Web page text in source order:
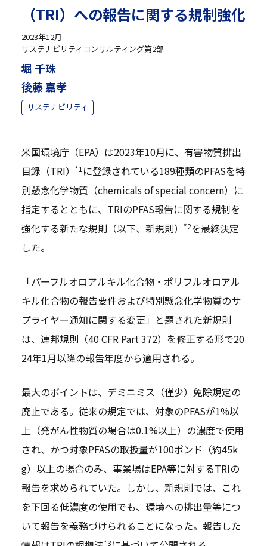
（TRI）への報告に関する規制強化
2023年12月
サステナビリティコンサルティング第2部
堀 千珠
後藤 嘉孝
サステナビリティ
米国環境庁（EPA）は2023年10月に、有害物質排出
目録（TRI）
*1 に登録されている189種類のPFASを特
別懸念化学物質（chemicals of special concern）に
指定するとともに、TRIのPFAS報告に関する規制を
強化する新たな規則（以下、新規則）
*2を最終決定
した。
「パーフルオロアルキル化合物・ポリフルオロアル
キル化合物の報告要件および特別懸念化学物質のサ
プライヤー通知に関する変更」と題された新規則
は、連邦規則（40 CFR Part 372）を修正する形で20
24年1月以降の報告年度から適用される。
最大のポイントは、デミニミス（僅少）免除規定の
廃止である。従来の規定では、対象のPFASが1%以
上（発がん性物質の場合は0.1%以上）の濃度で使用
され、かつ対象PFASの取扱量が100ポンド（約45k
g）以上の場合のみ、事業場はEPA等に対するTRIの
報告を求められていた。しかし、新規則では、これ
を下回る低濃度の使用でも、環境への排出量等につ
いて報告を義務づけられることになった。報告した
*3